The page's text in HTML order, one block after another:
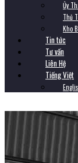
Ủy
Thủ
Kho
Tin tức
Tư vấn
Liên Hệ
Tiếng Việt